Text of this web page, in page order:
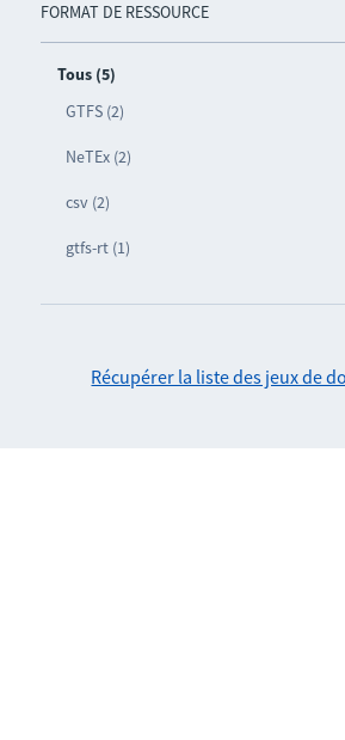
FORMAT DE RESSOURCE
Tous (5)
GTFS (2)
NeTEx (2)
csv (2)
gtfs-rt (1)
Récupérer la liste des jeux de